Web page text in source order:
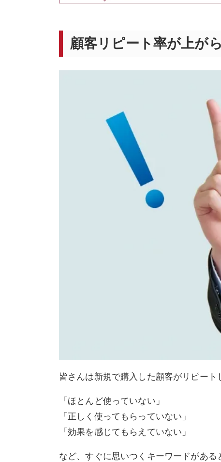
顧客リピート率が上が
皆さんは新規で購入した顧客がリピー
「ほとんど使っていない」
「正しく使ってもらっていない」
「効果を感じてもらえていない」
など、すぐに思いつくキーワードがある